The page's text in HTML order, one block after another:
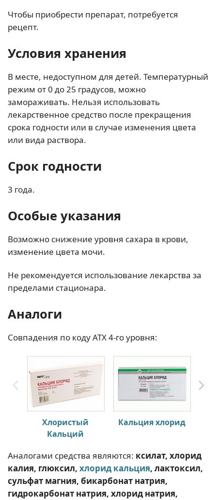
Чтобы приобрести препарат, потребуется
рецепт.
Условия хранения
В месте, недоступном для детей. Температурный
режим от 0 до 25 градусов, можно
замораживать. Нельзя использовать
лекарственное средство после прекращения
срока годности или в случае изменения цвета
или вида раствора.
Срок годности
3 года.
Особые указания
Возможно снижение уровня сахара в крови,
изменение цвета мочи.
Не рекомендуется использование лекарства за
пределами стационара.
Аналоги
Совпадения по коду АТХ 4-го уровня:
Хлористый
Кальций
Кальция хлорид
Аналогами средства являются: ксилат, хлорид
калия, глюксил, хлорид кальция, лактоксил,
сульфат магния, бикарбонат натрия,
гидрокарбонат натрия, хлорид натрия,